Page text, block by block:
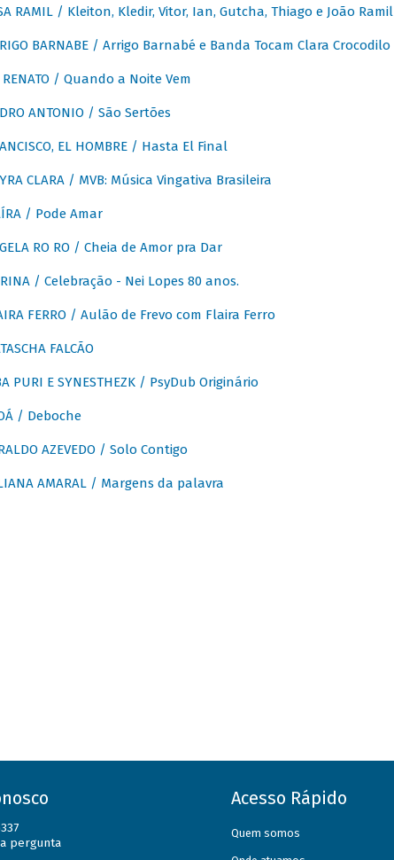
RAMIL / Kleiton, Kledir, Vitor, Ian, Gutcha, Thiago e João Ramil
BARNABE / Arrigo Barnabé e Banda Tocam Clara Crocodilo
RENATO / Quando a Noite Vem
ANTONIO / São Sertões
EL HOMBRE / Hasta El Final
CLARA / MVB: Música Vingativa Brasileira
/ Pode Amar
RO RO / Cheia de Amor pra Dar
/ Celebração - Nei Lopes 80 anos.
FERRO / Aulão de Frevo com Flaira Ferro
FALCÃO
PURI E SYNESTHEZK / PsyDub Originário
/ Deboche
AZEVEDO / Solo Contigo
AMARAL / Margens da palavra
pergunta
Acesso Rápido
Quem somos